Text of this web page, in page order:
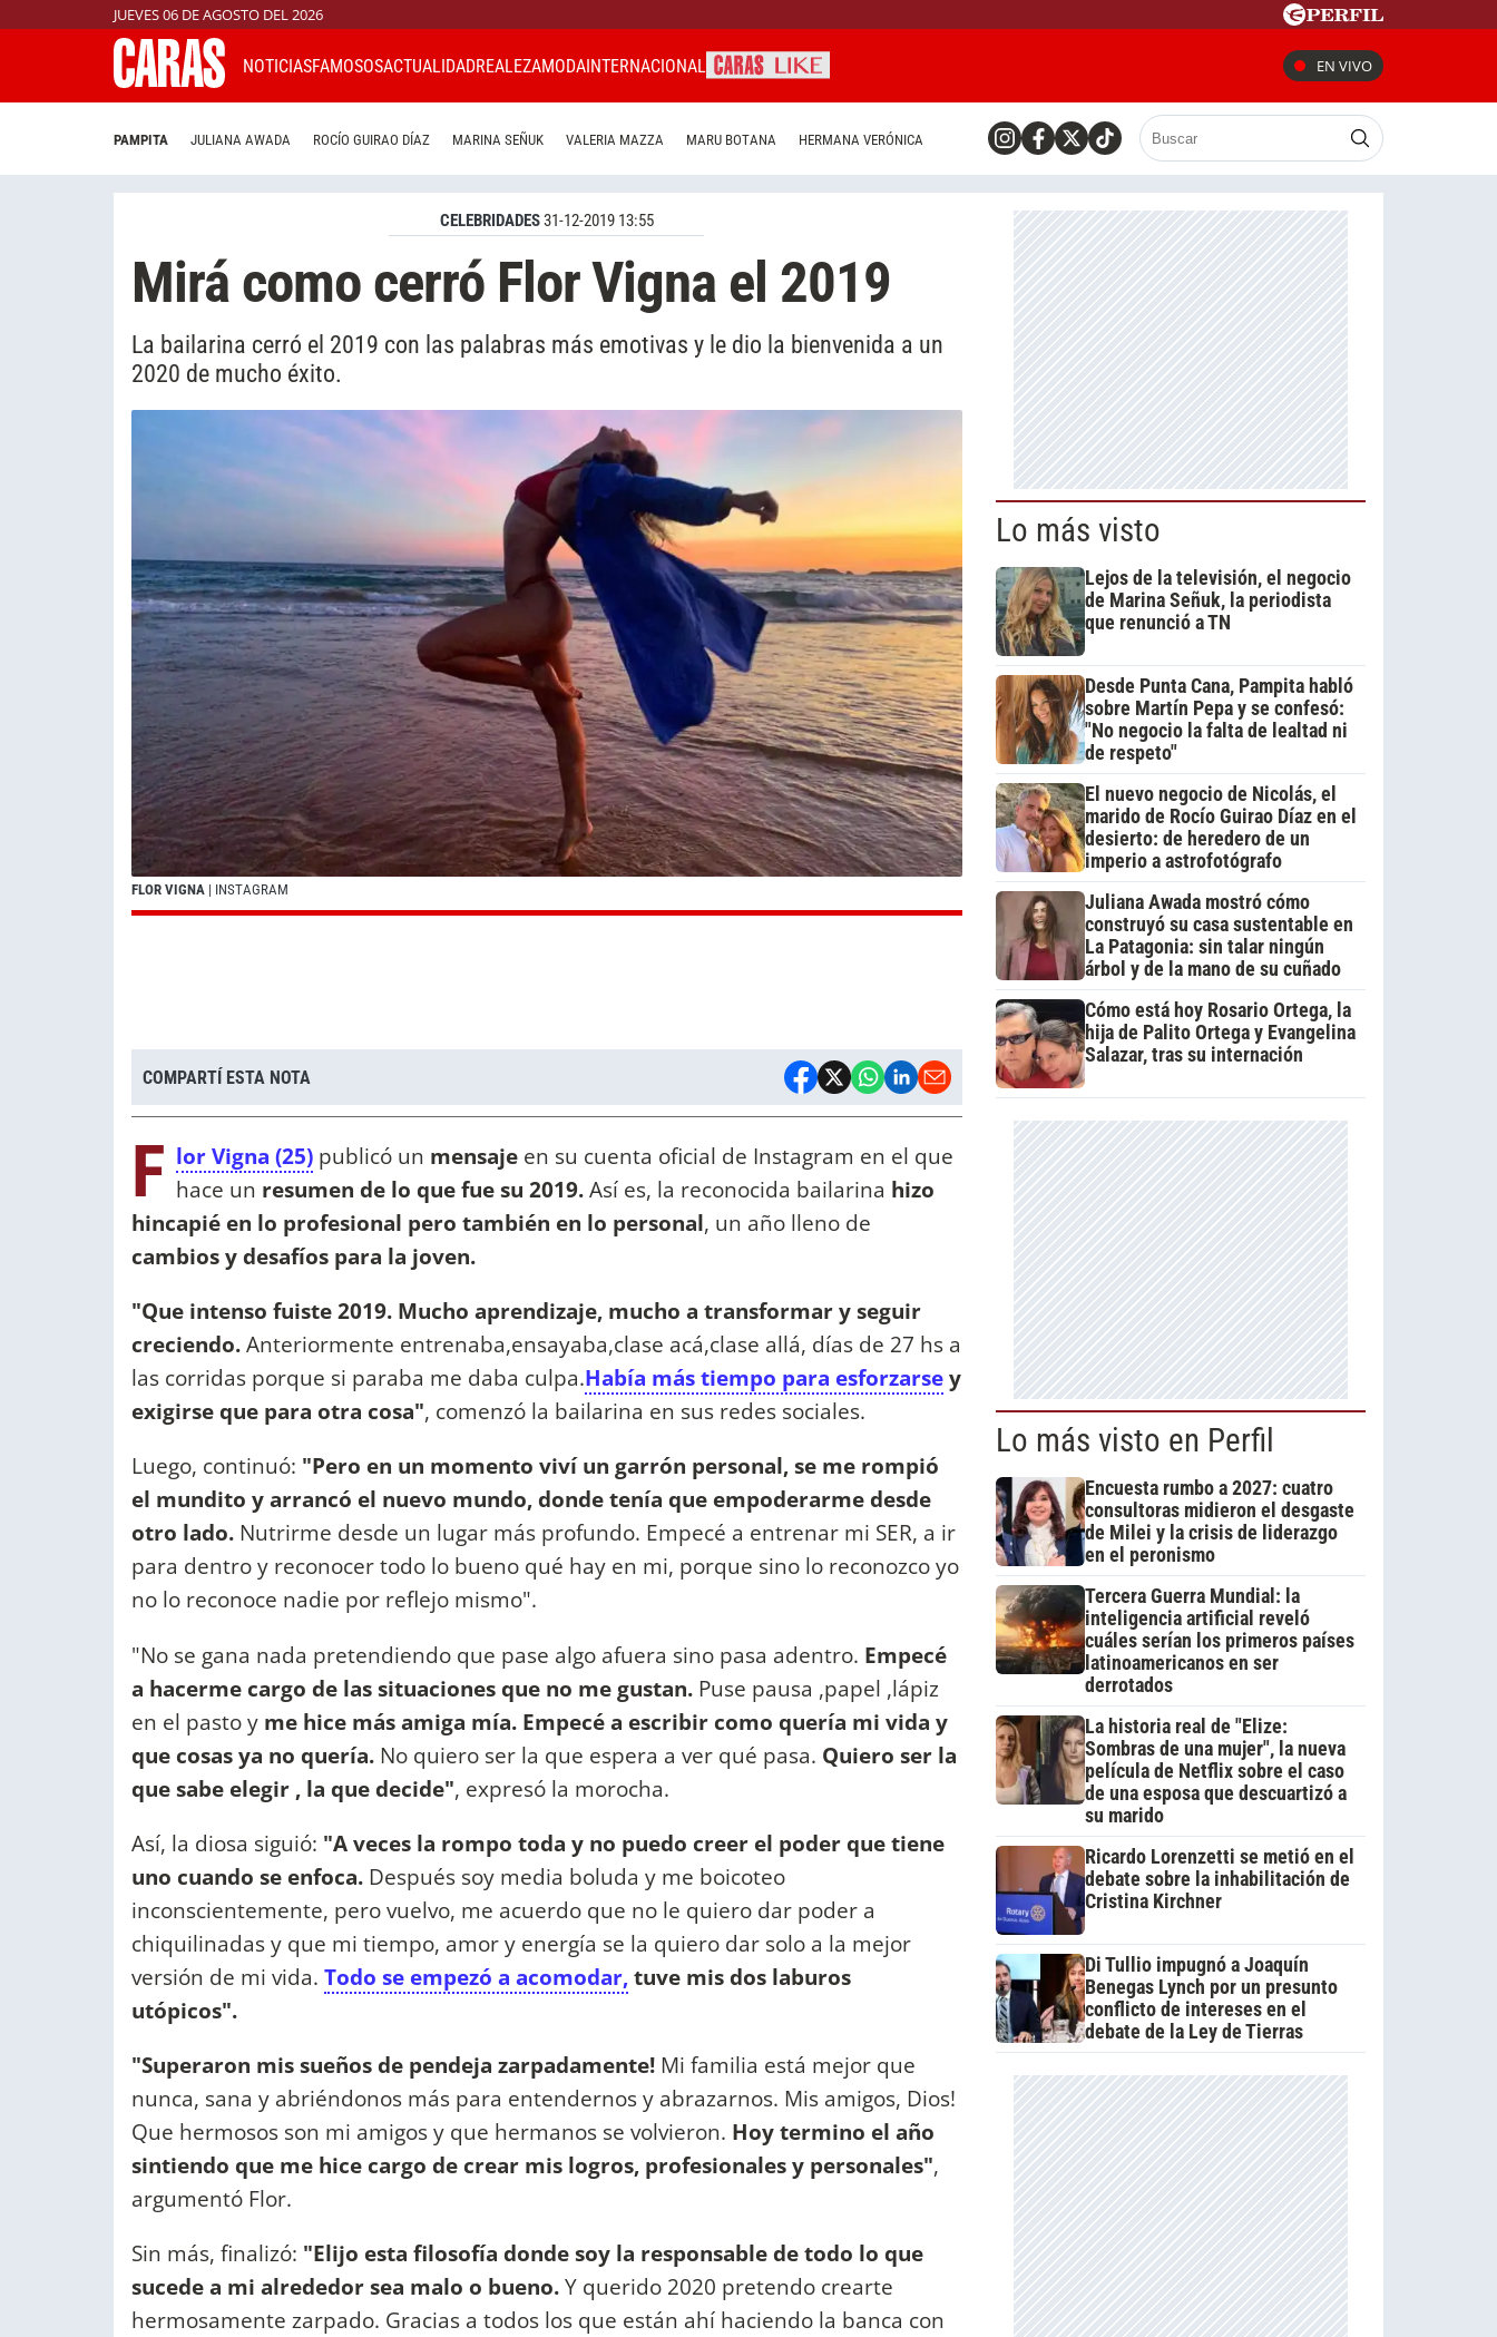
JUEVES 06 DE AGOSTO DEL 2026
NOTICIASFAMOSOSACTUALIDADREALEZAMODAINTERNACIONAL EN VIVO
PAMPITA JULIANA AWADA ROCÍO GUIRAO DÍAZ MARINA SEÑUK VALERIA MAZZA MARU BOTANA HERMANA VERÓNICA
CELEBRIDADES31-12-2019 13:55
Mirá como cerró Flor Vigna el 2019
La bailarina cerró el 2019 con las palabras más emotivas y le dio la bienvenida a un
2020 de mucho éxito.
FLOR VIGNA | INSTAGRAM
COMPARTÍ ESTA NOTA
F lor Vigna (25) publicó un mensaje en su cuenta oficial de Instagram en el que
hace un resumen de lo que fue su 2019.Así es, la reconocida bailarina hizo
hincapié en lo profesional pero también en lo personal, un año lleno de
cambios y desafíos para la joven.
"Que intenso fuiste 2019. Mucho aprendizaje, mucho a transformar y seguir
creciendo.Anteriormente entrenaba,ensayaba,clase acá,clase allá, días de 27 hs a
las corridas porque si paraba me daba culpa.Había más tiempo para esforzarsey
exigirse que para otra cosa", comenzó la bailarina en sus redes sociales.
Luego, continuó: "Pero en un momento viví un garrón personal, se me rompió
el mundito y arrancó el nuevo mundo, donde tenía que empoderarme desde
otro lado. Nutrirme desde un lugar más profundo. Empecé a entrenar mi SER, a ir
para dentro y reconocer todo lo bueno qué hay en mi, porque sino lo reconozco yo
no lo reconoce nadie por reflejo mismo".
"No se gana nada pretendiendo que pase algo afuera sino pasa adentro. Empecé
a hacerme cargo de las situaciones que no me gustan. Puse pausa ,papel ,lápiz
en el pasto y me hice más amiga mía. Empecé a escribir como quería mi vida y
que cosas ya no quería. No quiero ser la que espera a ver qué pasa. Quiero ser la
que sabe elegir , la que decide", expresó la morocha.
Así, la diosa siguió: "A veces la rompo toda y no puedo creer el poder que tiene
uno cuando se enfoca. Después soy media boluda y me boicoteo
inconscientemente, pero vuelvo, me acuerdo que no le quiero dar poder a
chiquilinadas y que mi tiempo, amor y energía se la quiero dar solo a la mejor
versión de mi vida. Todo se empezó a acomodar,tuve mis dos laburos
utópicos".
"Superaron mis sueños de pendeja zarpadamente! Mi familia está mejor que
nunca, sana y abriéndonos más para entendernos y abrazarnos. Mis amigos, Dios!
Que hermosos son mi amigos y que hermanos se volvieron. Hoy termino el año
sintiendo que me hice cargo de crear mis logros, profesionales y personales",
argumentó Flor.
Sin más, finalizó: "Elijo esta filosofía donde soy la responsable de todo lo que
sucede a mi alrededor sea malo o bueno.Y querido 2020 pretendo crearte
hermosamente zarpado. Gracias a todos los que están ahí haciendo la banca con
Lo más visto
Lejos de la televisión, el negocio
de Marina Señuk, la periodista
que renunció a TN
Desde Punta Cana, Pampita habló
sobre Martín Pepa y se confesó:
"No negocio la falta de lealtad ni
de respeto"
El nuevo negocio de Nicolás, el
marido de Rocío Guirao Díaz en el
desierto: de heredero de un
imperio a astrofotógrafo
Juliana Awada mostró cómo
construyó su casa sustentable en
La Patagonia: sin talar ningún
árbol y de la mano de su cuñado
Cómo está hoy Rosario Ortega, la
hija de Palito Ortega y Evangelina
Salazar, tras su internación
Lo más visto en Perfil
Encuesta rumbo a 2027: cuatro
consultoras midieron el desgaste
de Milei y la crisis de liderazgo
en el peronismo
Tercera Guerra Mundial: la
inteligencia artificial reveló
cuáles serían los primeros países
latinoamericanos en ser
derrotados
La historia real de "Elize:
Sombras de una mujer", la nueva
película de Netflix sobre el caso
de una esposa que descuartizó a
su marido
Ricardo Lorenzetti se metió en el
debate sobre la inhabilitación de
Cristina Kirchner
Di Tullio impugnó a Joaquín
Benegas Lynch por un presunto
conflicto de intereses en el
debate de la Ley de Tierras